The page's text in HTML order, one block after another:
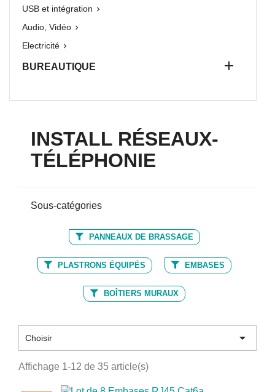
USB et intégration 
Audio, Vidéo 
Electricité 
BUREAUTIQUE 
INSTALL RÉSEAUX-
TÉLÉPHONIE
Sous-catégories
PANNEAUX DE BRASSAGE
PLASTRONS ÉQUIPÉS EMBASES
BOÎTIERS MURAUX
Choisir 
Affichage 1-12 de 35 article(s)